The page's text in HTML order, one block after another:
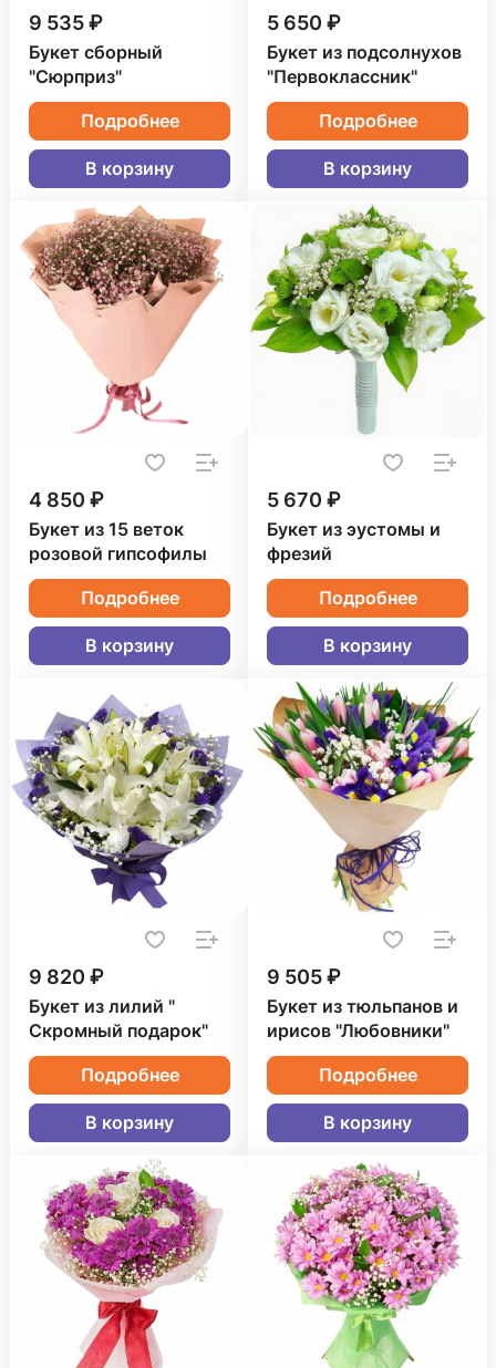
9 535 ₽
Букет сборный
"Сюрприз"
Подробнее
В корзину
5 650 ₽
Букет из подсолнухов
"Первоклассник"
Подробнее
В корзину
4 850 ₽
Букет из 15 веток
розовой гипсофилы
Подробнее
В корзину
5 670 ₽
Букет из эустомы и
фрезий
Подробнее
В корзину
9 820 ₽
Букет из лилий "
Скромный подарок"
Подробнее
В корзину
9 505 ₽
Букет из тюльпанов и
ирисов "Любовники"
Подробнее
В корзину